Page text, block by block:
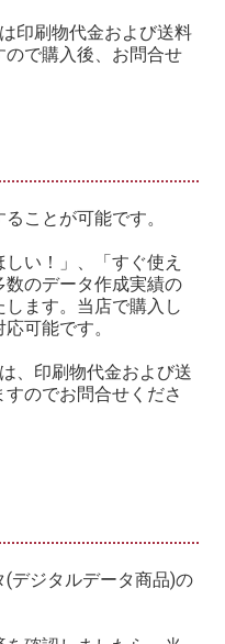
印刷物代金および送料
で購入後、お問合せ
ことが可能です。
しい！」、「すぐ使え
数のデータ作成実績の
ます。当店で購入し
可能です。
、印刷物代金および送
のでお問合せくださ
デジタルデータ商品)の